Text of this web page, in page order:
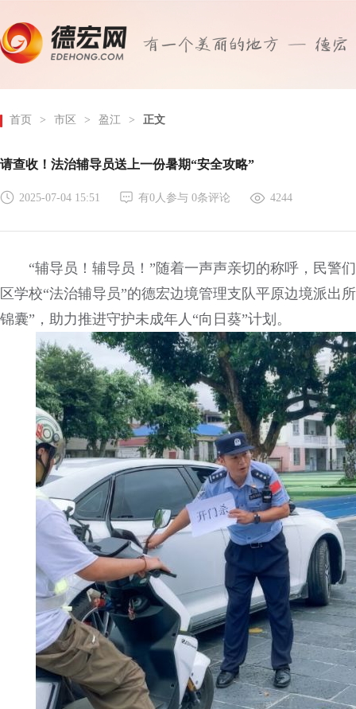
首页 > 市区 > 盈江 > 正文
请查收！法治辅导员送上一份暑期“安全攻略”
2025-07-04 15:51 有0人参与 0条评论 4244
“辅导员！辅导员！”随着一声声亲切的称呼，民警
区学校“法治辅导员”的德宏边境管理支队平原边境派出
锦囊”，助力推进守护未成年人“向日葵”计划。